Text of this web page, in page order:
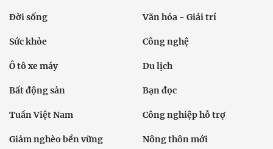
Đời sống Văn hóa - Giải trí
Sức khỏe Công nghệ
Ô tô xe máy Du lịch
Bất động sản Bạn đọc
Tuần Việt Nam Công nghiệp hỗ trợ
Giảm nghèo bền vững Nông thôn mới